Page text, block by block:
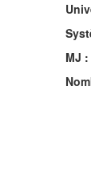
MJ :